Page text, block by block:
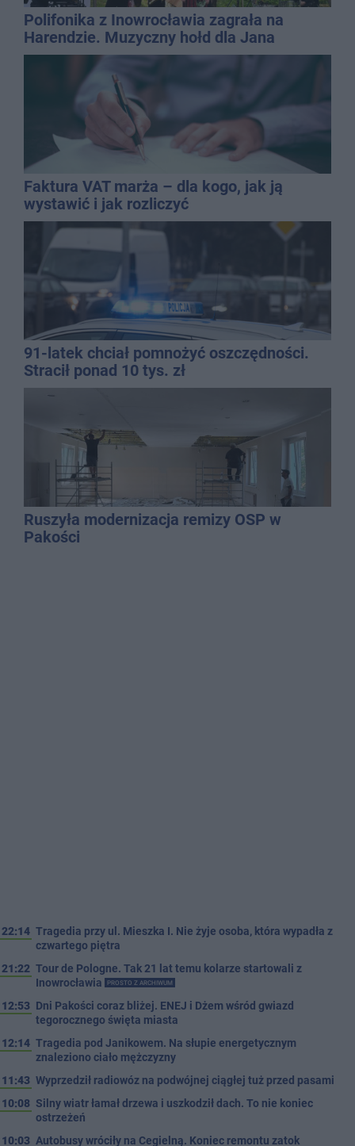
Polifonika z Inowrocławia zagrała na
Harendzie. Muzyczny hołd dla Jana
Kasprowicza
Faktura VAT marża – dla kogo, jak ją
wystawić i jak rozliczyć
91-latek chciał pomnożyć oszczędności.
Stracił ponad 10 tys. zł
Ruszyła modernizacja remizy OSP w
Pakości
22:14 Tragedia przy ul. Mieszka I. Nie żyje osoba, która wypadła z
czwartego piętra
21:22 Tour de Pologne. Tak 21 lat temu kolarze startowali z
Inowrocławia
PROSTO Z ARCHIWUM
12:53 Dni Pakości coraz bliżej. ENEJ i Dżem wśród gwiazd
tegorocznego święta miasta
12:14 Tragedia pod Janikowem. Na słupie energetycznym
znaleziono ciało mężczyzny
11:43 Wyprzedził radiowóz na podwójnej ciągłej tuż przed pasami
10:08 Silny wiatr łamał drzewa i uszkodził dach. To nie koniec
ostrzeżeń
10:03 Autobusy wróciły na Cegielną. Koniec remontu zatok